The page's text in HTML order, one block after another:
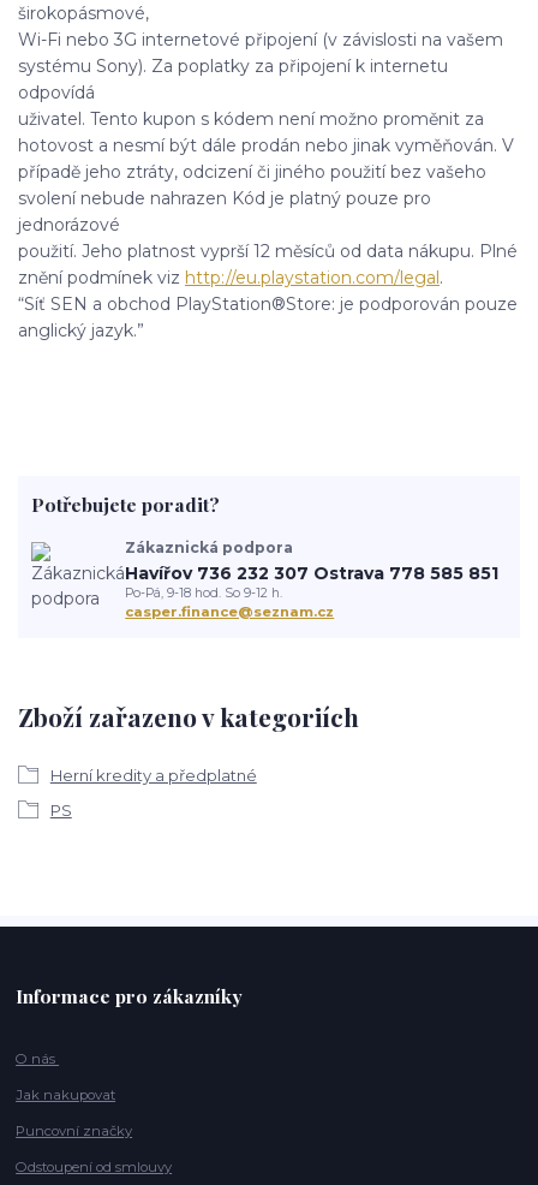
širokopásmové,
Wi-Fi nebo 3G internetové připojení (v závislosti na vašem
systému Sony). Za poplatky za připojení k internetu
odpovídá
uživatel. Tento kupon s kódem není možno proměnit za
hotovost a nesmí být dále prodán nebo jinak vyměňován. V
případě jeho ztráty, odcizení či jiného použití bez vašeho
svolení nebude nahrazen Kód je platný pouze pro
jednorázové
použití. Jeho platnost vyprší 12 měsíců od data nákupu. Plné
znění podmínek viz http://eu.playstation.com/legal.
“Síť SEN a obchod PlayStation®Store: je podporován pouze
anglický jazyk.”
Zboží zařazeno v kategoriích
Herní kredity a předplatné
PS
Potřebujete poradit?
Zákaznická podpora
Havířov 736 232 307 Ostrava 778 585 851
Po-Pá, 9-18 hod. So 9-12 h.
casper.finance@seznam.cz
Informace pro zákazníky
O nás
Jak nakupovat
Puncovní značky
Odstoupení od smlouvy